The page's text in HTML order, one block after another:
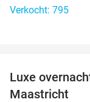
Verkocht: 795
Luxe
Maastricht